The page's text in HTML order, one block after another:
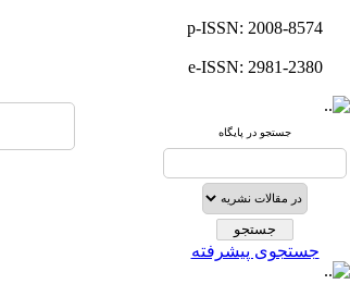
p-ISSN: 2008-8574
e-ISSN: 2981-2380
جستجو در پایگاه
جستجوی پیشرفته